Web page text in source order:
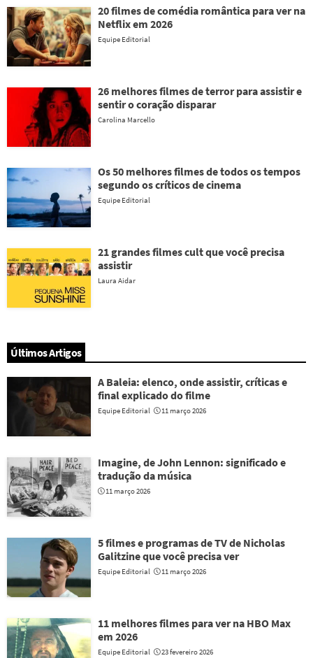
20 filmes de comédia romântica para ver na
Netflix em 2026
Equipe Editorial
26 melhores filmes de terror para assistir e
sentir o coração disparar
Carolina Marcello
Os 50 melhores filmes de todos os tempos
segundo os críticos de cinema
Equipe Editorial
21 grandes filmes cult que você precisa
assistir
Laura Aidar
Últimos Artigos
A Baleia: elenco, onde assistir, críticas e
final explicado do filme
Equipe Editorial 11 março 2026
Imagine, de John Lennon: significado e
tradução da música
11 março 2026
5 filmes e programas de TV de Nicholas
Galitzine que você precisa ver
Equipe Editorial 11 março 2026
11 melhores filmes para ver na HBO Max
em 2026
Equipe Editorial 23 fevereiro 2026